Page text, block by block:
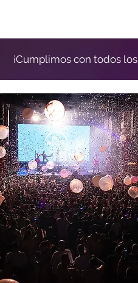
¡Cumplimos con todos los